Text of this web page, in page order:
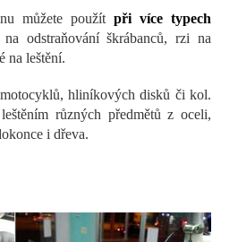
můžete použít při více typech
odstraňování škrábanců, rzi na
na leštění.
hliníkových disků či kol.
různých předmětů z oceli,
i dřeva.